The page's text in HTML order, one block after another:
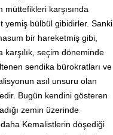
karşısında
yemiş bülbül gibidirler. Sanki
bir hareketmiş gibi,
seçim döneminde
sendika bürokratları ve
asıl unsuru olan
Bugün kendini gösteren
zemin üzerinde
Kemalistlerin döşediği